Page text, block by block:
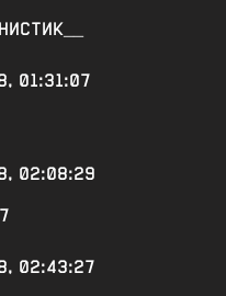
01:31:07
02:08:29
02:43:27